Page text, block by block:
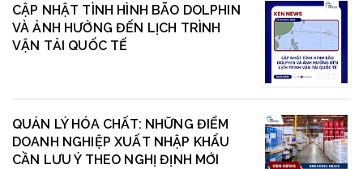
CẬP NHẬT TÌNH HÌNH BÃO DOLPHIN
VÀ ẢNH HƯỞNG ĐẾN LỊCH TRÌNH
VẬN TẢI QUỐC TẾ
QUẢN LÝ HÓA CHẤT: NHỮNG ĐIỂM
DOANH NGHIỆP XUẤT NHẬP KHẨU
CẦN LƯU Ý THEO NGHỊ ĐỊNH MỚI